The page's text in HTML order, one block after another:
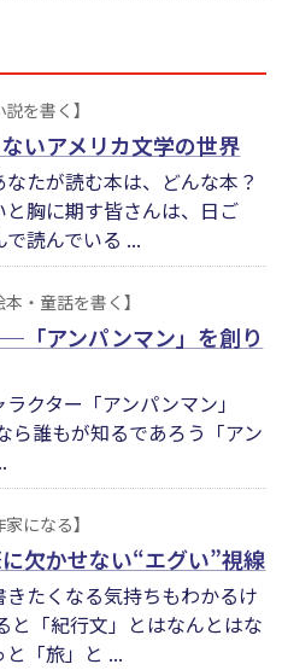
説を書く】
いアメリカ文学の世界
たが読む本は、どんな本？
胸に期す皆さんは、日ご
読んでいる ...
本・童話を書く】
「アンパンマン」を創り
クター「アンパンマン」
ら誰もが知るであろう「アン
家になる】
欠かせない“エグい”視線
たくなる気持ちもわかるけ
と「紀行文」とはなんとはな
「旅」と ...